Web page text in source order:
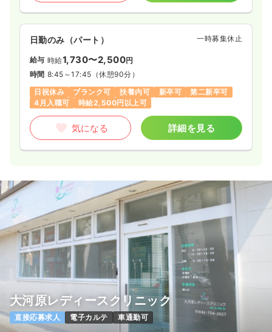
日勤のみ（パート） 一時募集休止
給与 時給1,730〜2,500円
時間 8:45～17:45 （休憩90分）
日祝休み
ブランク可 扶養内可 新卒可
第二新卒可
4月入職可
時給2,500円以上可
気になる 詳細を見る
大河原レディースクリニック
直接応募求人 電子カルテ 車通勤可